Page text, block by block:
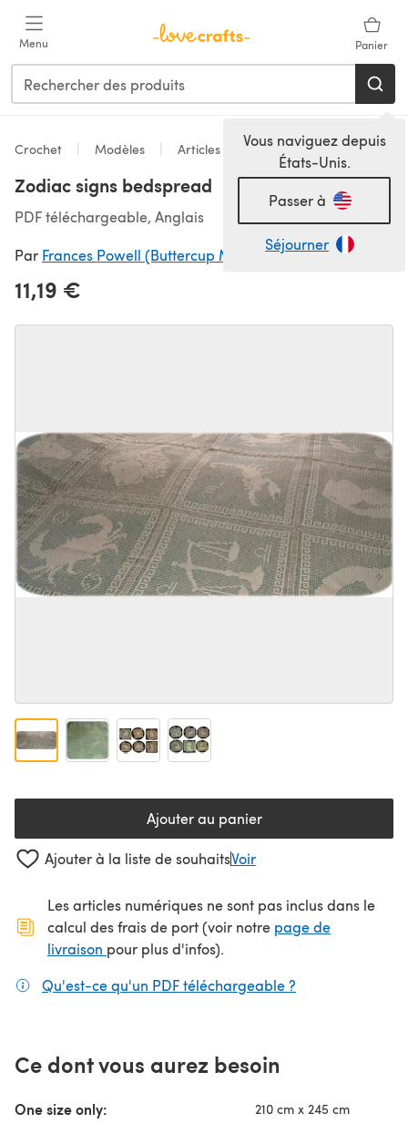
Menu Panier
Vous naviguez depuis
États-Unis.
Passer à
Séjourner
Crochet Modèles Articles pour la maison
Zodiac signs bedspread
PDF téléchargeable, Anglais
Par Frances Powell (Buttercup Miniatures)
11,19 €
Ajouter au panier
Ajouter à la liste de souhaitsVoir
Les articles numériques ne sont pas inclus dans le
calcul des frais de port (voir notre page de
livraison (s'ouvre dans un nouvel onglet)
pour plus d'infos).
Qu'est-ce qu'un PDF téléchargeable ?
Ce dont vous aurez besoin
One size only: 210 cm x 245 cm